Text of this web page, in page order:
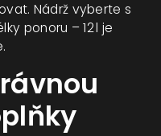
Nádrž vyberte s
ponoru – 12 l je